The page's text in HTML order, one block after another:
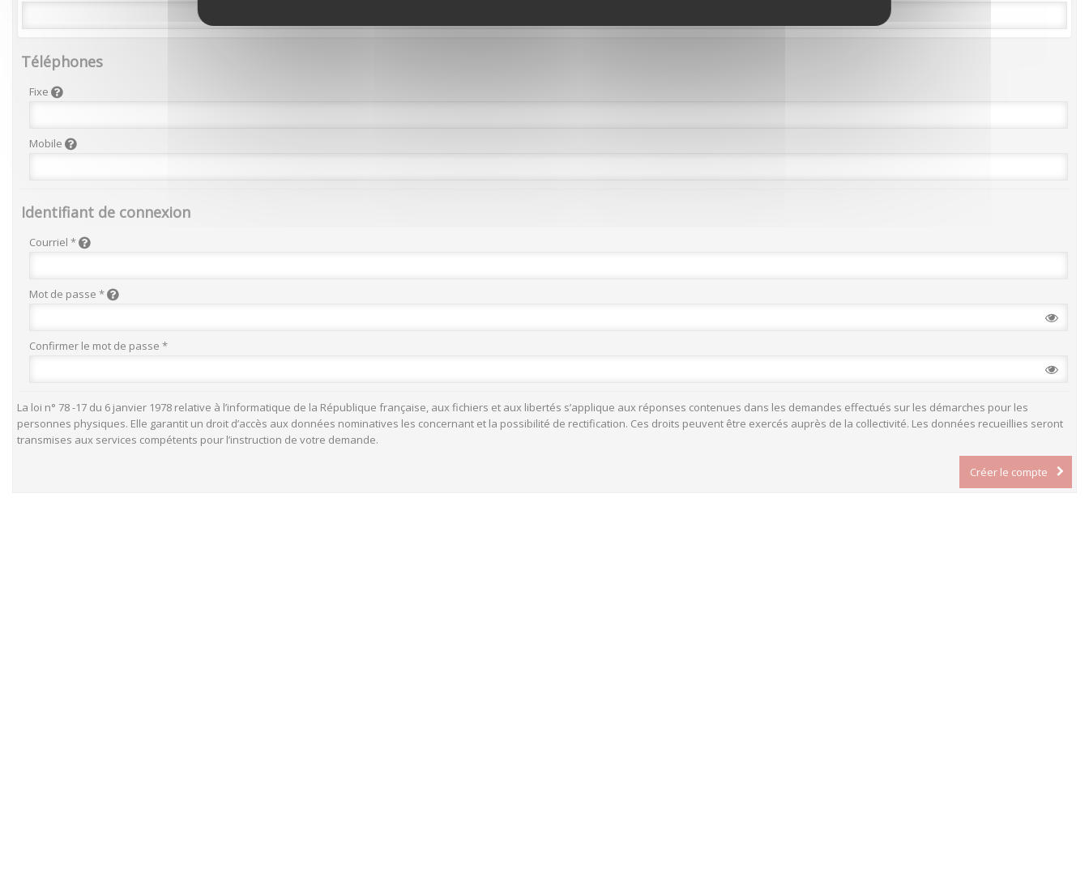
Téléphones
Fixe
Mobile
Identifiant de connexion
Courriel *
Mot de passe *
Confirmer le mot de passe *
La loi n° 78 -17 du 6 janvier 1978 relative à l’informatique de la République française, aux fichiers et aux libertés s’applique aux réponses contenues dans les demandes effectués sur les démarches pour les
personnes physiques. Elle garantit un droit d’accès aux données nominatives les concernant et la possibilité de rectification. Ces droits peuvent être exercés auprès de la collectivité. Les données recueillies seront
transmises aux services compétents pour l’instruction de votre demande.
Créer le compte